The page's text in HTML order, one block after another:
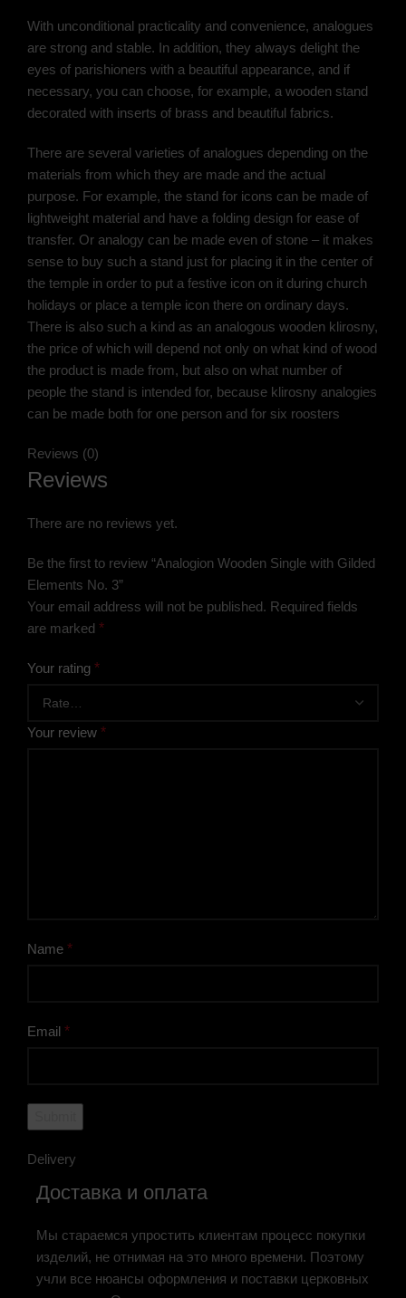
With unconditional practicality and convenience, analogues
are strong and stable. In addition, they always delight the
eyes of parishioners with a beautiful appearance, and if
necessary, you can choose, for example, a wooden stand
decorated with inserts of brass and beautiful fabrics.
There are several varieties of analogues depending on the
materials from which they are made and the actual
purpose. For example, the stand for icons can be made of
lightweight material and have a folding design for ease of
transfer. Or analogy can be made even of stone – it makes
sense to buy such a stand just for placing it in the center of
the temple in order to put a festive icon on it during church
holidays or place a temple icon there on ordinary days.
There is also such a kind as an analogous wooden klirosny,
the price of which will depend not only on what kind of wood
the product is made from, but also on what number of
people the stand is intended for, because klirosny analogies
can be made both for one person and for six roosters
Reviews (0)
Reviews
There are no reviews yet.
Be the first to review “Analogion Wooden Single with Gilded
Elements No. 3”
Your email address will not be published. Required fields
are marked *
Your rating *
Your review *
Name *
Email *
Delivery
Доставка и оплата
Мы стараемся упростить клиентам процесс покупки
изделий, не отнимая на это много времени. Поэтому
учли все нюансы оформления и поставки церковных